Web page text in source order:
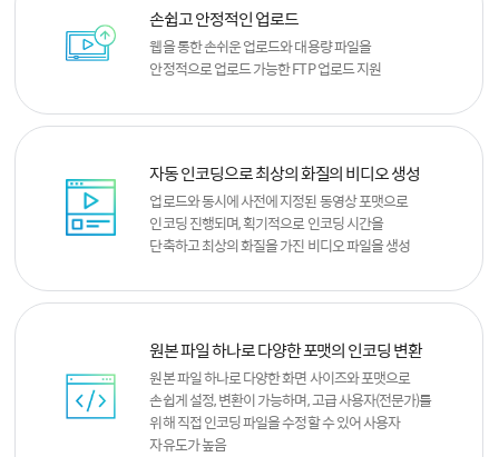
손쉽고 안정적인 업로드
웹을 통한 손쉬운 업로드와 대용량 파일을
안정적으로 업로드 가능한 FTP 업로드 지원
자동 인코딩으로 최상의 화질의 비디오 생성
업로드와 동시에 사전에 지정된 동영상 포맷으로
인코딩 진행되며,획기적으로 인코딩 시간을
단축하고 최상의 화질을 가진 비디오 파일을 생성
원본 파일 하나로 다양한 포맷의 인코딩 변환
원본 파일 하나로 다양한 화면 사이즈와 포맷으로
손쉽게 설정, 변환이 가능하며,고급 사용자(전문가)를
위해 직접 인코딩 파일을 수정할 수 있어 사용자
자유도가 높음